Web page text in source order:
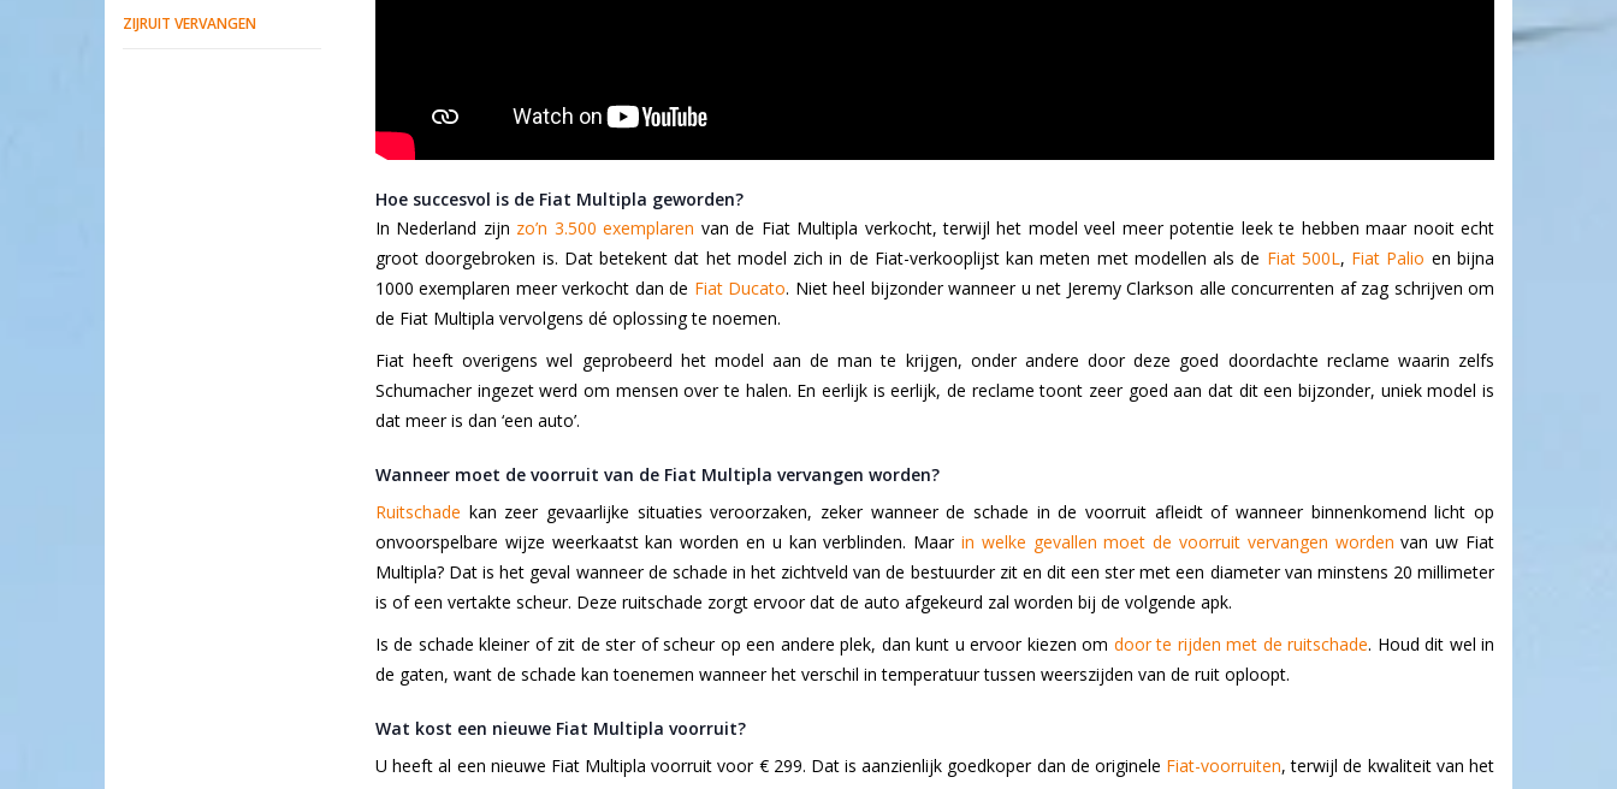
ZIJRUIT VERVANGEN
Hoe succesvol is de Fiat Multipla geworden?
In Nederland zijn zo’n 3.500 exemplaren van de Fiat Multipla verkocht, terwijl het model veel meer potentie leek te hebben maar nooit echt
groot doorgebroken is. Dat betekent dat het model zich in de Fiat-verkooplijst kan meten met modellen als de Fiat 500L, Fiat Palio en bijna
1000 exemplaren meer verkocht dan de Fiat Ducato. Niet heel bijzonder wanneer u net Jeremy Clarkson alle concurrenten af zag schrijven om
de Fiat Multipla vervolgens dé oplossing te noemen.
Fiat heeft overigens wel geprobeerd het model aan de man te krijgen, onder andere door deze goed doordachte reclame waarin zelfs
Schumacher ingezet werd om mensen over te halen. En eerlijk is eerlijk, de reclame toont zeer goed aan dat dit een bijzonder, uniek model is
dat meer is dan ‘een auto’.
Wanneer moet de voorruit van de Fiat Multipla vervangen worden?
Ruitschade kan zeer gevaarlijke situaties veroorzaken, zeker wanneer de schade in de voorruit afleidt of wanneer binnenkomend licht op
onvoorspelbare wijze weerkaatst kan worden en u kan verblinden. Maar in welke gevallen moet de voorruit vervangen worden van uw Fiat
Multipla? Dat is het geval wanneer de schade in het zichtveld van de bestuurder zit en dit een ster met een diameter van minstens 20 millimeter
is of een vertakte scheur. Deze ruitschade zorgt ervoor dat de auto afgekeurd zal worden bij de volgende apk.
Is de schade kleiner of zit de ster of scheur op een andere plek, dan kunt u ervoor kiezen om door te rijden met de ruitschade. Houd dit wel in
de gaten, want de schade kan toenemen wanneer het verschil in temperatuur tussen weerszijden van de ruit oploopt.
Wat kost een nieuwe Fiat Multipla voorruit?
U heeft al een nieuwe Fiat Multipla voorruit voor € 299. Dat is aanzienlijk goedkoper dan de originele Fiat-voorruiten, terwijl de kwaliteit van het